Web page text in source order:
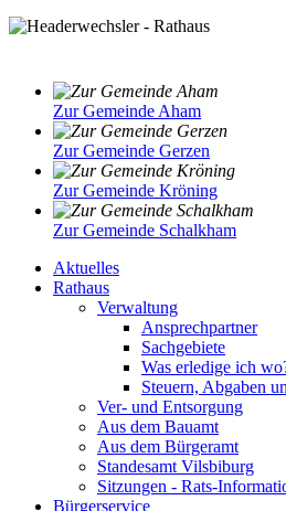
Zur Gemeinde Aham
Zur Gemeinde Gerzen
Zur Gemeinde Kröning
Zur Gemeinde Schalkham
Aktuelles
Rathaus
Verwaltung
Ansprechpartner
Sachgebiete
Was erledige ich
Steuern, Abgaben
Ver- und Entsorgung
Aus dem Bauamt
Aus dem Bürgeramt
Standesamt Vilsbiburg
Sitzungen - Rats-
Bürgerservice